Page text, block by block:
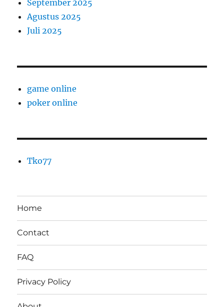
September 2025
Agustus 2025
Juli 2025
game online
poker online
Tko77
Home
Contact
FAQ
Privacy Policy